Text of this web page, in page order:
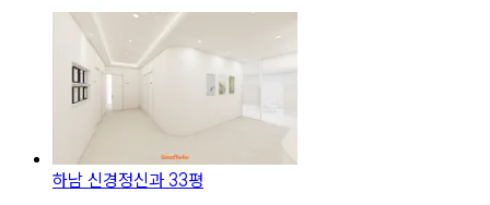
하남 신경정신과 33평